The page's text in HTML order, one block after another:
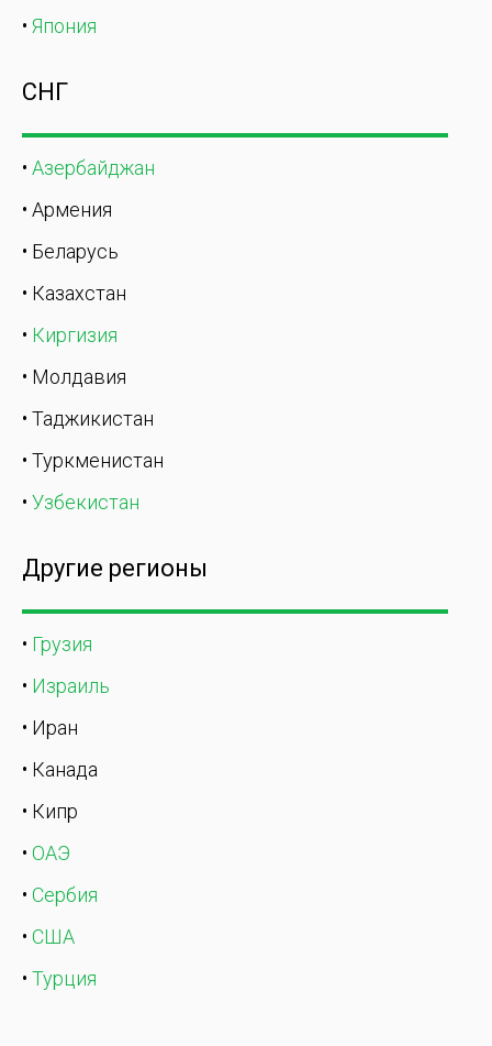
• Япония
СНГ
• Азербайджан
• Армения
• Беларусь
• Казахстан
• Киргизия
• Молдавия
• Таджикистан
• Туркменистан
• Узбекистан
Другие регионы
• Грузия
• Израиль
• Иран
• Канада
• Кипр
• ОАЭ
• Сербия
• США
• Турция